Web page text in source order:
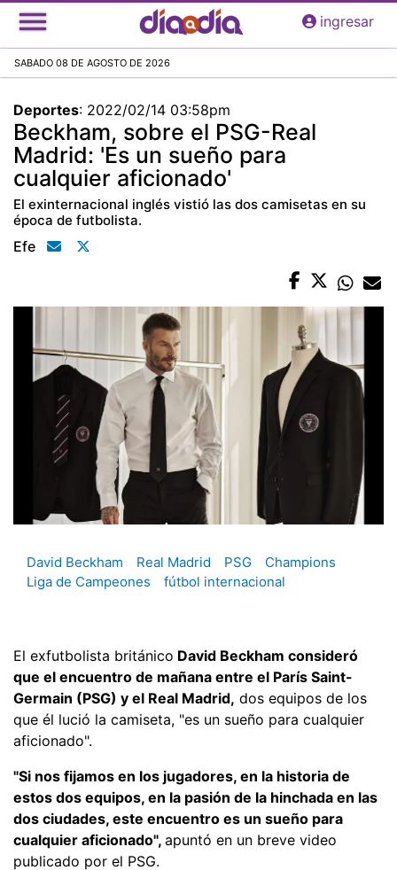
Pasar
al
principal
ingresar
SABADO 08 DE AGOSTO DE 2026
Deportes: 2022/02/14 03:58pm
Beckham, sobre el PSG-Real
Madrid: 'Es un sueño para
cualquier aficionado'
El exinternacional inglés vistió las dos camisetas en su
época de futbolista.
Efe
David Beckham Real Madrid PSG
Champions
Liga de Campeones
fútbol internacional
El exfutbolista británico David Beckham consideró
que el encuentro de mañana entre el París Saint-
Germain (PSG) y el Real Madrid, dos equipos de los
que él lució la camiseta, "es un sueño para cualquier
aficionado".
"Si nos fijamos en los jugadores, en la historia de
estos dos equipos, en la pasión de la hinchada en las
dos ciudades, este encuentro es un sueño para
cualquier aficionado", apuntó en un breve video
publicado por el PSG.